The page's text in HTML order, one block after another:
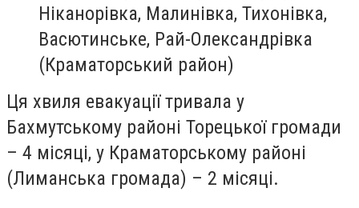
Ніканорівка, Малинівка, Тихонівка,
Васютинське, Рай-Олександрівка
(Краматорський район)
Ця хвиля евакуації тривала у
Бахмутському районі Торецької громади
– 4 місяці, у Краматорському районі
(Лиманська громада) – 2 місяці.